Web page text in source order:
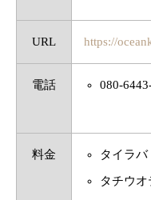
URL https://
電話 080-
料金 タイラバ
タチウ